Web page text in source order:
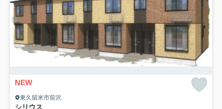
NEW
東久留米市前沢
シリウス